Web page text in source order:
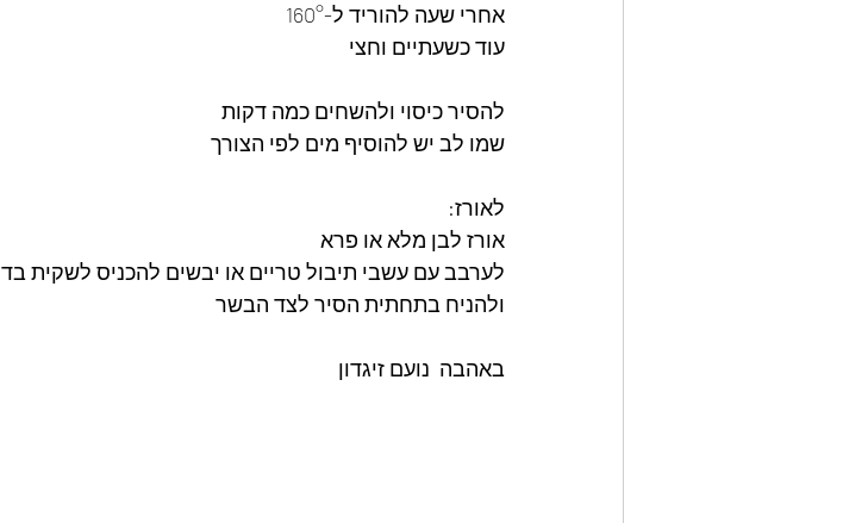
אחרי שעה להוריד ל-160°
עוד כשעתיים וחצי
להסיר כיסוי ולהשחים כמה דקות
שמו לב יש להוסיף מים לפי הצורך
לאורז:
אורז לבן מלא או פרא
לערבב עם עשבי תיבול טריים או יבשים להכניס לשקית בד
ולהניח בתחתית הסיר לצד הבשר
באהבה  נועם זיגדון